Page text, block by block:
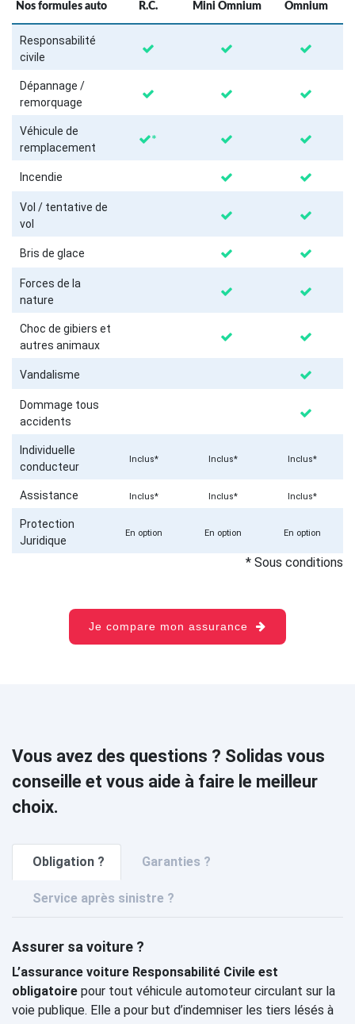
Nos formules auto R.C. Mini Omnium Omnium
Responsabilité
civile
Dépannage /
remorquage
Véhicule de
remplacement
*
Incendie
Vol / tentative de
vol
Bris de glace
Forces de la
nature
Choc de gibiers et
autres animaux
Vandalisme
Dommage tous
accidents
Individuelle
conducteur
Inclus* Inclus* Inclus*
Assistance Inclus* Inclus* Inclus*
Protection
Juridique
En option En option En option
* Sous conditions
Je compare mon assurance
Vous avez des questions ? Solidas vous
conseille et vous aide à faire le meilleur
choix.
Obligation ? Garanties ?
Service après sinistre ?
Assurer sa voiture ?
L’assurance voiture Responsabilité Civile est
obligatoire pour tout véhicule automoteur circulant sur la
voie publique. Elle a pour but d’indemniser les tiers lésés à